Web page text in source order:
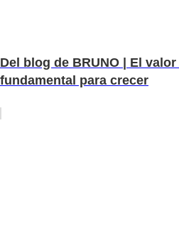
Del blog de BRUNO | El
fundamental para crecer